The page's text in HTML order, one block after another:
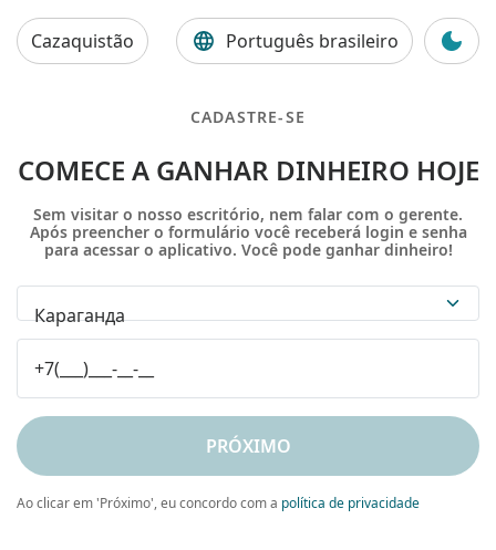
Cazaquistão Português brasileiro
CADASTRE-SE
COMECE A GANHAR DINHEIRO HOJE
Sem visitar o nosso escritório, nem falar com o gerente.
Após preencher o formulário você receberá login e senha
para acessar o aplicativo. Você pode ganhar dinheiro!
Караганда
PRÓXIMO
Ao clicar em 'Próximo', eu concordo com a política de privacidade